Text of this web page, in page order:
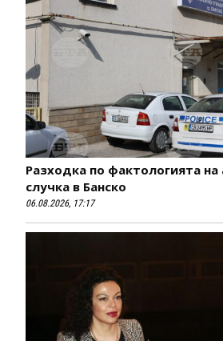
Разходка по фактологията
случка в Банско
06.08.2026, 17:17